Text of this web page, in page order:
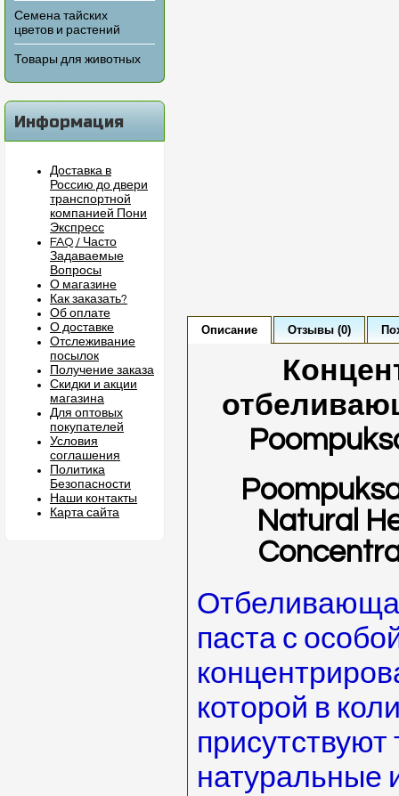
Семена тайских
цветов и растений
Товары для животных
Информация
Доставка в
Россию до двери
транспортной
компанией Пони
Экспресс
FAQ / Часто
Задаваемые
Вопросы
О магазине
Как заказать?
Об оплате
О доставке
Отслеживание
посылок
Получение заказа
Скидки и акции
магазина
Для оптовых
покупателей
Условия
соглашения
Политика
Безопасности
Наши контакты
Карта сайта
Описание Отзывы (0)
Natural
паста с
которой в
присутствуют
натуральные